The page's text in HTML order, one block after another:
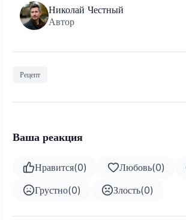
Николай Честный
Автор
Рецепт
Ваша реакция
Нравится(0) Любовь(0)
Грустно(0) Злость(0)